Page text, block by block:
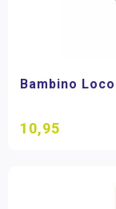
Bambino
10,95